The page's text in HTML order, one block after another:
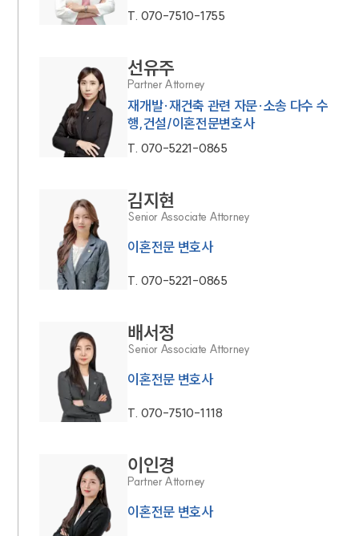
T. 070-7510-1755
선유주
Partner Attorney
재개발·재건축 관련 자문·소송 다수 수
행,건설/이혼전문변호사
T. 070-5221-0865
김지현
Senior Associate Attorney
이혼전문 변호사
T. 070-5221-0865
배서정
Senior Associate Attorney
이혼전문 변호사
T. 070-7510-1118
이인경
Partner Attorney
이혼전문 변호사